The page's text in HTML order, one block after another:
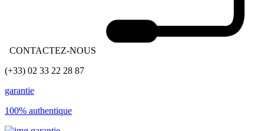
CONTACTEZ-NOUS
(+33) 02 33 22 28 87
garantie
100% authentique